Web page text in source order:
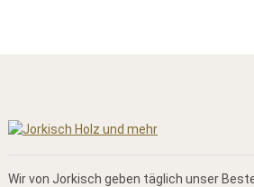
Wir von Jorkisch geben täglich unser